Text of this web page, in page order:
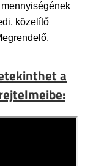
közelítő
a